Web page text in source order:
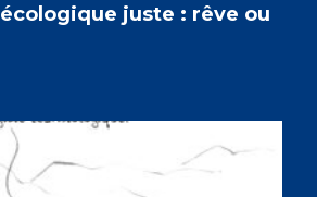
juste : rêve ou